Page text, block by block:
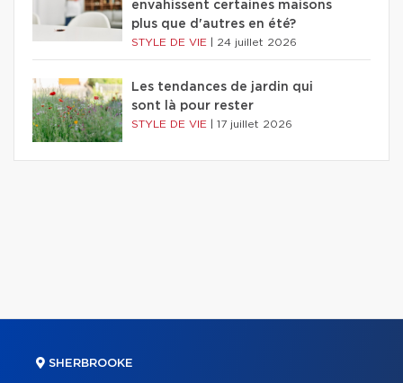
envahissent certaines maisons
plus que d'autres en été?
STYLE DE VIE 24 juillet 2026
Les tendances de jardin qui
sont là pour rester
STYLE DE VIE 17 juillet 2026
SHERBROOKE